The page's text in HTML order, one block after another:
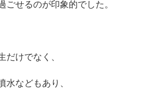
ごせるのが印象的でした。
だけでなく、
水などもあり、